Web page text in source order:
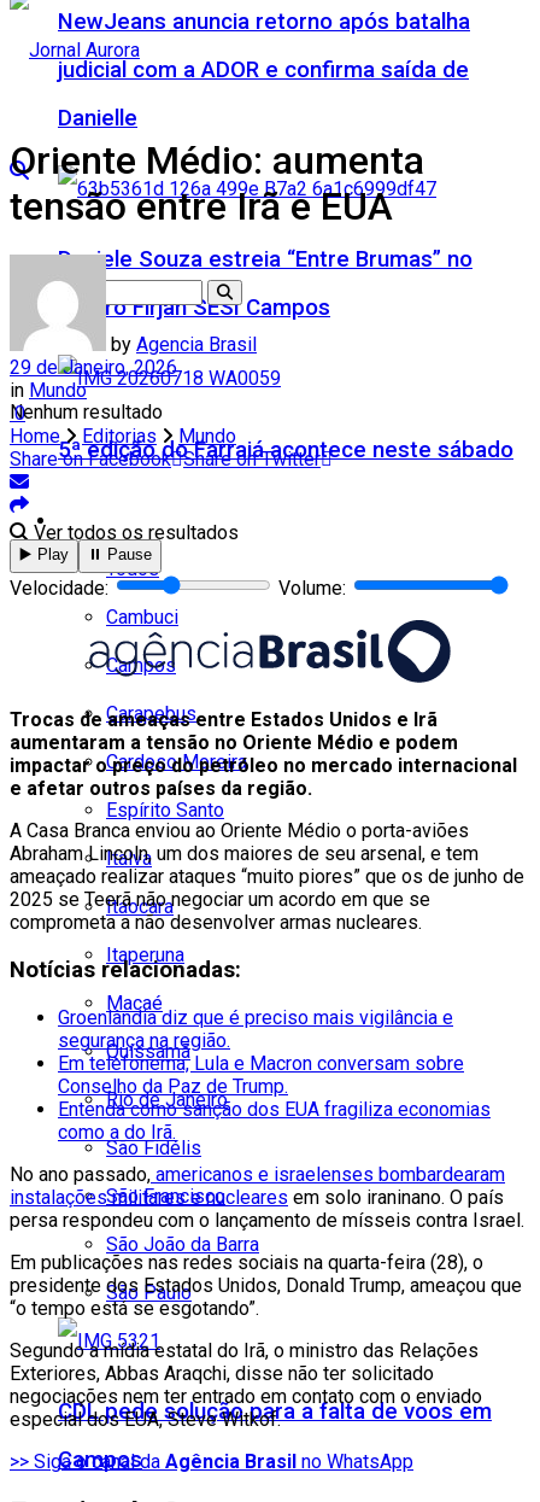
NewJeans anuncia retorno após batalha
judicial com a ADOR e confirma saída de
Danielle
Daniele Souza estreia “Entre Brumas” no
Teatro Firjan SESI Campos
5ª edição do Farraiá acontece neste sábado
Cidades
Todos
Cambuci
Campos
Carapebus
Cardoso Moreira
Espírito Santo
Italva
Itaocara
Itaperuna
Macaé
Quissamã
Rio de Janeiro
São Fidélis
São Francisco
São João da Barra
São Paulo
CDL pede solução para a falta de voos em
Campos
Nenhum resultado
Ver todos os resultados
Oriente Médio: aumenta
tensão entre Irã e EUA
by Agencia Brasil
29 de Janeiro, 2026
in Mundo
0
Home
Editorias
Mundo
Share on Facebook Share on Twitter
▶️ Play ⏸️ Pause
Velocidade: Volume:
Trocas de ameaças entre Estados Unidos e Irã
aumentaram a tensão no Oriente Médio e podem
impactar o preço do petróleo no mercado internacional
e afetar outros países da região.
A Casa Branca enviou ao Oriente Médio o porta-aviões
Abraham Lincoln, um dos maiores de seu arsenal, e tem
ameaçado realizar ataques “muito piores” que os de junho de
2025 se Teerã não negociar um acordo em que se
comprometa a não desenvolver armas nucleares.
Notícias relacionadas:
Groenlândia diz que é preciso mais vigilância e
segurança na região.
Em telefonema, Lula e Macron conversam sobre
Conselho da Paz de Trump.
Entenda como sanção dos EUA fragiliza economias
como a do Irã.
No ano passado, americanos e israelenses bombardearam
instalações militares e nucleares em solo iraninano. O país
persa respondeu com o lançamento de mísseis contra Israel.
Em publicações nas redes sociais na quarta-feira (28), o
presidente dos Estados Unidos, Donald Trump, ameaçou que
“o tempo está se esgotando”.
Segundo a mídia estatal do Irã, o ministro das Relações
Exteriores, Abbas Araqchi, disse não ter solicitado
negociações nem ter entrado em contato com o enviado
especial dos EUA, Steve Witkof.
>> Siga o canal da Agência Brasil no WhatsApp